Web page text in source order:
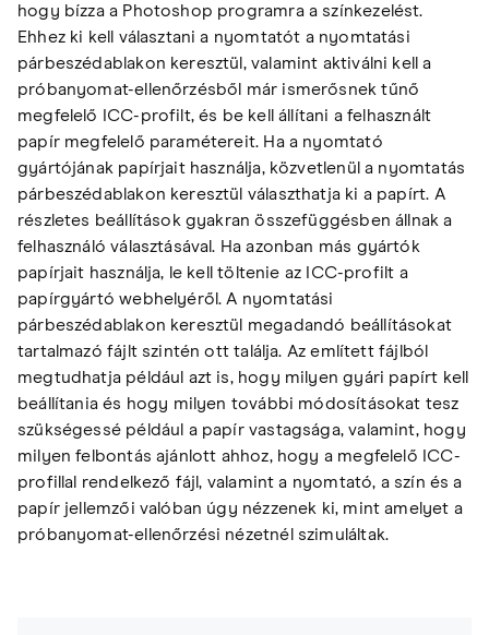
hogy bízza a Photoshop programra a színkezelést.
Ehhez ki kell választani a nyomtatót a nyomtatási
párbeszédablakon keresztül, valamint aktiválni kell a
próbanyomat-ellenőrzésből már ismerősnek tűnő
megfelelő ICC-profilt, és be kell állítani a felhasznált
papír megfelelő paramétereit. Ha a nyomtató
gyártójának papírjait használja, közvetlenül a nyomtatás
párbeszédablakon keresztül választhatja ki a papírt. A
részletes beállítások gyakran összefüggésben állnak a
felhasználó választásával. Ha azonban más gyártók
papírjait használja, le kell töltenie az ICC-profilt a
papírgyártó webhelyéről. A nyomtatási
párbeszédablakon keresztül megadandó beállításokat
tartalmazó fájlt szintén ott találja. Az említett fájlból
megtudhatja például azt is, hogy milyen gyári papírt kell
beállítania és hogy milyen további módosításokat tesz
szükségessé például a papír vastagsága, valamint, hogy
milyen felbontás ajánlott ahhoz, hogy a megfelelő ICC-
profillal rendelkező fájl, valamint a nyomtató, a szín és a
papír jellemzői valóban úgy nézzenek ki, mint amelyet a
próbanyomat-ellenőrzési nézetnél szimuláltak.